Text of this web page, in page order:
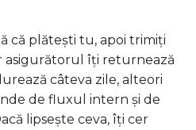
că plătești tu, apoi trimiți
asigurătorul îți returnează
câteva zile, alteori
de fluxul intern și de
lipsește ceva, îți cer